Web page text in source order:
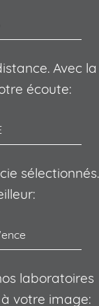
Avec la
écoute:
sélectionnés.
laboratoires
votre image: